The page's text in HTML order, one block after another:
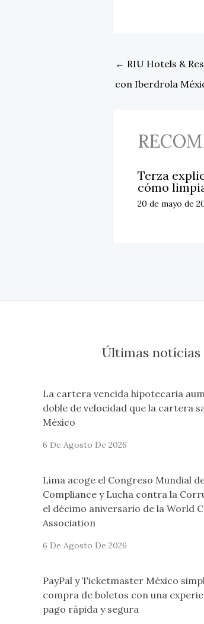
← RIU Hotels &
con Iberdrola
Terza
cómo
20 de mayo de
Últimas notícias
La cartera vencida hipotecaria
doble de velocidad que la cartera
México
6 De Agosto De 2026
Lima acoge el Congreso Mundial
Compliance y Lucha contra la
el décimo aniversario de la World
Association
6 De Agosto De 2026
PayPal y Ticketmaster México
compra de boletos con una
pago rápida y segura